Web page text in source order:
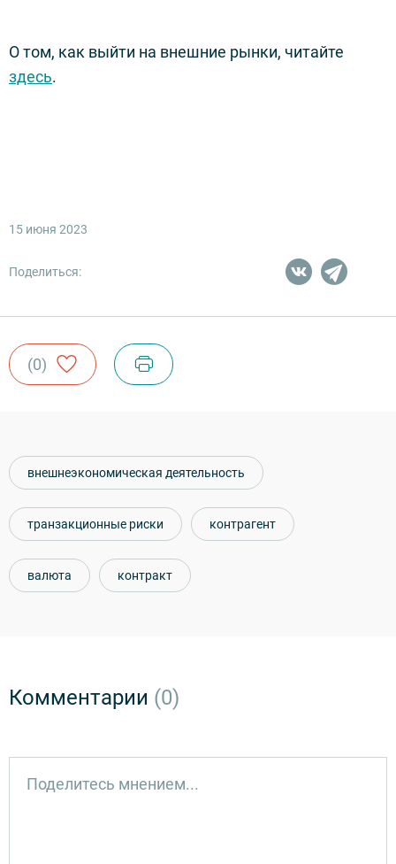
О том, как выйти на внешние рынки, читайте
здесь.
15 июня 2023
Поделиться:
(0)
внешнеэкономическая деятельность
транзакционные риски контрагент
валюта контракт
Комментарии (0)